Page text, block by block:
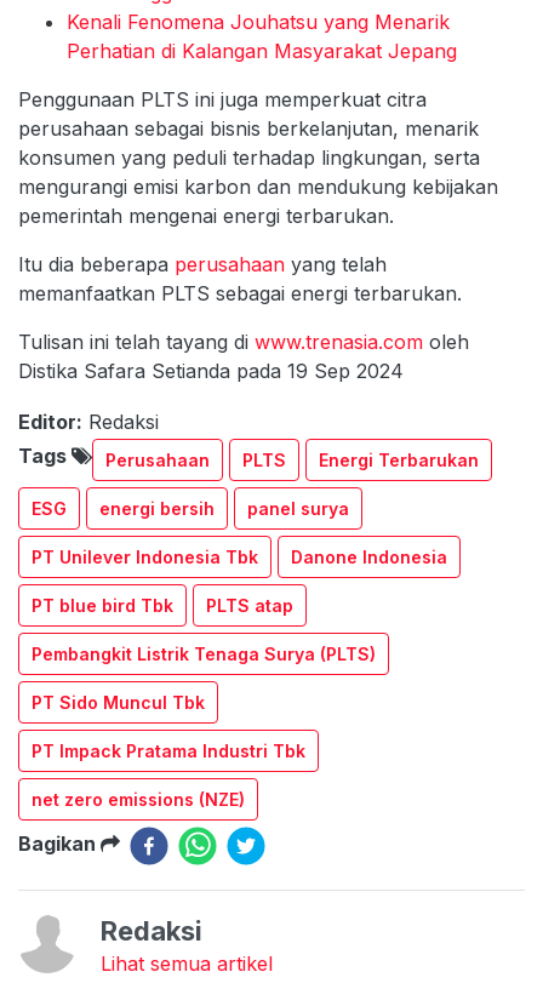
Kenali Fenomena Jouhatsu yang Menarik
Perhatian di Kalangan Masyarakat Jepang
Penggunaan PLTS ini juga memperkuat citra
perusahaan sebagai bisnis berkelanjutan, menarik
konsumen yang peduli terhadap lingkungan, serta
mengurangi emisi karbon dan mendukung kebijakan
pemerintah mengenai energi terbarukan.
Itu dia beberapa perusahaan yang telah
memanfaatkan PLTS sebagai energi terbarukan.
Tulisan ini telah tayang di www.trenasia.com oleh
Distika Safara Setianda pada 19 Sep 2024
Editor: Redaksi
Tags
Perusahaan PLTS Energi Terbarukan
ESG energi bersih panel surya
PT Unilever Indonesia Tbk Danone Indonesia
PT blue bird Tbk PLTS atap
Pembangkit Listrik Tenaga Surya (PLTS)
PT Sido Muncul Tbk
PT Impack Pratama Industri Tbk
net zero emissions (NZE)
Bagikan
Redaksi
Lihat semua artikel